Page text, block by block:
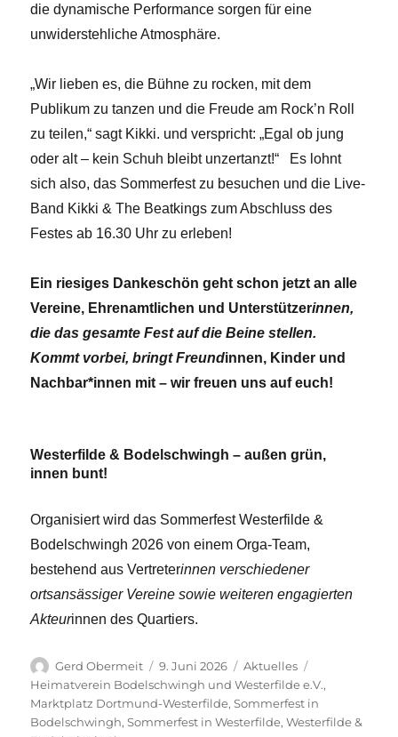
die dynamische Performance sorgen für eine
unwiderstehliche Atmosphäre.
„Wir lieben es, die Bühne zu rocken, mit dem
Publikum zu tanzen und die Freude am Rock’n Roll
zu teilen,“ sagt Kikki. und verspricht: „Egal ob jung
oder alt – kein Schuh bleibt unzertanzt!“ Es lohnt
sich also, das Sommerfest zu besuchen und die Live-
Band Kikki & The Beatkings zum Abschluss des
Festes ab 16.30 Uhr zu erleben!
Ein riesiges Dankeschön geht schon jetzt an alle
Vereine, Ehrenamtlichen und Unterstützerinnen,
die das gesamte Fest auf die Beine stellen.
Kommt vorbei, bringt Freundinnen, Kinder und
Nachbar*innen mit – wir freuen uns auf euch!
Westerfilde & Bodelschwingh – außen grün,
innen bunt!
Organisiert wird das Sommerfest Westerfilde &
Bodelschwingh 2026 von einem Orga-Team,
bestehend aus Vertreterinnen verschiedener
ortsansässiger Vereine sowie weiteren engagierten
Akteurinnen des Quartiers.
Autor
Gerd Obermeit
Veröffentlicht
am
9. Juni 2026 Kategorien
Aktuelles
Heimatverein Bodelschwingh und Westerfilde e.V.,
Marktplatz Dortmund-Westerfilde,Sommerfest in
Bodelschwingh,Sommerfest in Westerfilde,Westerfilde &